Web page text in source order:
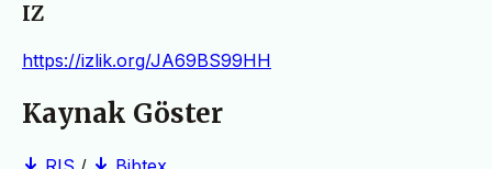
IZ
https://izlik.org/JA69BS99HH
Kaynak Göster